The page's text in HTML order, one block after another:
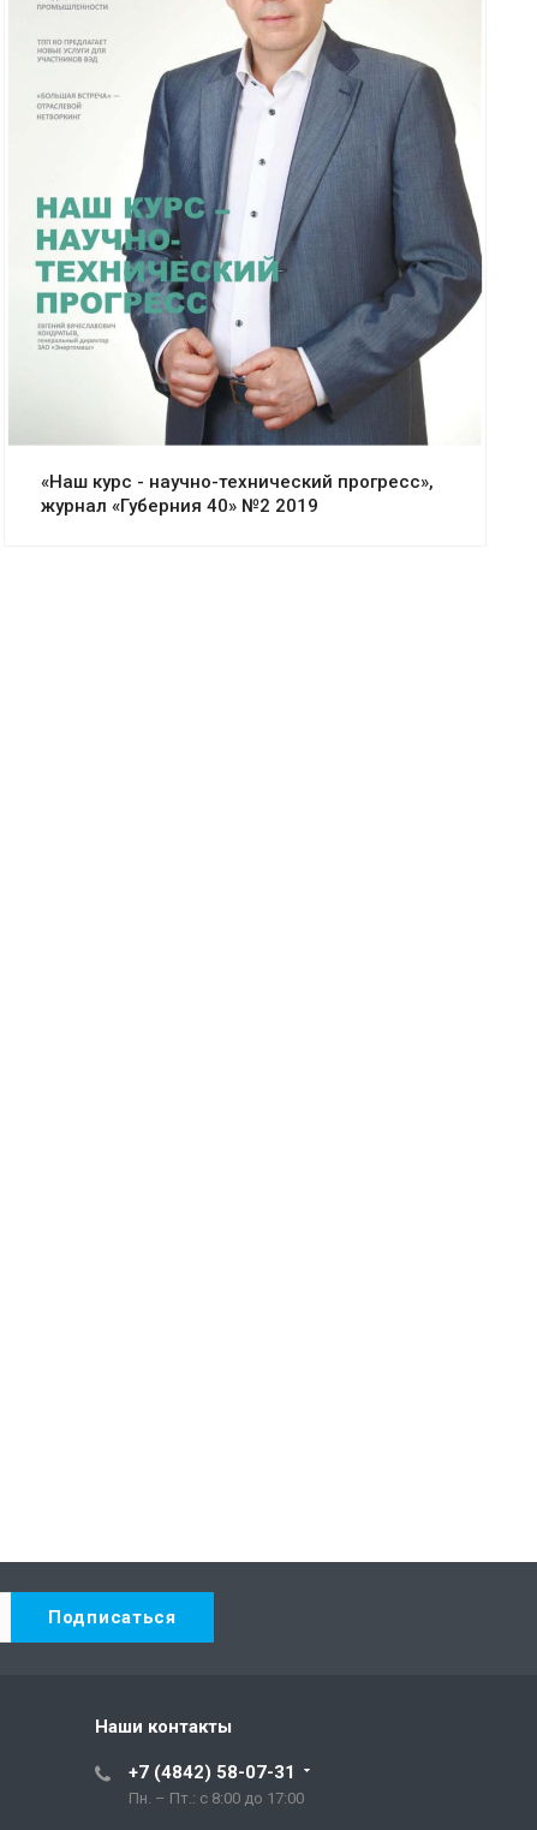
«Наш курс - научно-технический прогресс»,
журнал «Губерния 40» №2 2019
Наши контакты
+7 (4842) 58-07-31
Пн. – Пт.: с 8:00 до 17:00